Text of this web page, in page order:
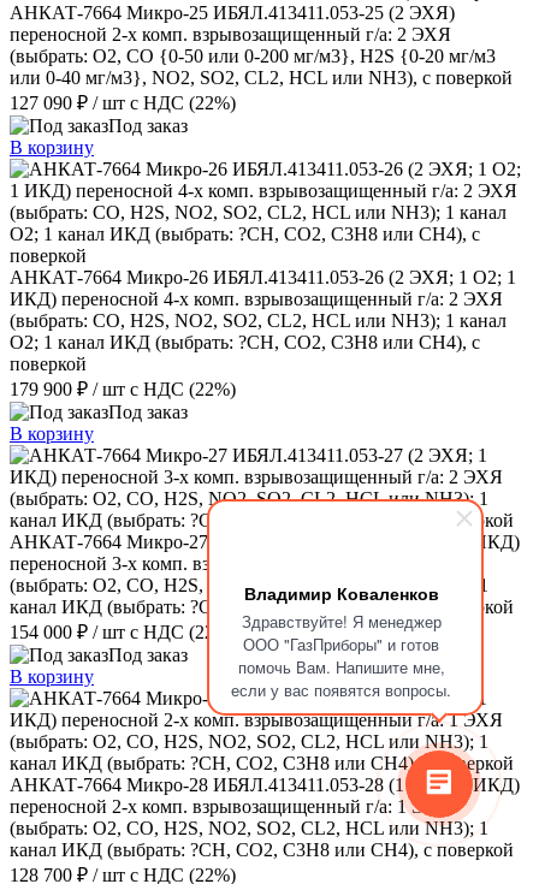
Владимир Коваленков
Здравствуйте! Я менеджер
ООО "ГазПриборы" и готов
помочь Вам. Напишите мне,
если у вас появятся вопросы.
АНКАТ-7664 Микро-25 ИБЯЛ.413411.053-25 (2 ЭХЯ)
переносной 2-х комп. взрывозащищенный г/а: 2 ЭХЯ
(выбрать: О2, CO {0-50 или 0-200 мг/м3}, H2S {0-20 мг/м3
или 0-40 мг/м3}, NО2, SО2, CL2, HCL или NH3), с поверкой
127 090 ₽ / шт с НДС (22%)
Под заказ
В корзину
АНКАТ-7664 Микро-26 ИБЯЛ.413411.053-26 (2 ЭХЯ; 1 О2; 1
ИКД) переносной 4-х комп. взрывозащищенный г/а: 2 ЭХЯ
(выбрать: CO, H2S, NО2, SО2, CL2, HCL или NH3); 1 канал
О2; 1 канал ИКД (выбрать: ?CH, СО2, С3Н8 или СН4), с
поверкой
179 900 ₽ / шт с НДС (22%)
Под заказ
В корзину
АНКАТ-7664 Микро-27 ИБЯЛ.413411.053-27 (2 ЭХЯ; 1 ИКД)
переносной 3-х комп. взрывозащищенный г/а: 2 ЭХЯ
(выбрать: O2, CO, H2S, NО2, SО2, CL2, HCL или NH3); 1
канал ИКД (выбрать: ?CH, СО2, С3Н8 или СН4), с поверкой
154 000 ₽ / шт с НДС (22%)
Под заказ
В корзину
АНКАТ-7664 Микро-28 ИБЯЛ.413411.053-28 (1 ЭХЯ; 1 ИКД)
переносной 2-х комп. взрывозащищенный г/а: 1 ЭХЯ
(выбрать: О2, CO, H2S, NО2, SО2, CL2, HCL или NH3); 1
канал ИКД (выбрать: ?CH, СО2, С3Н8 или СН4), с поверкой
128 700 ₽ / шт с НДС (22%)